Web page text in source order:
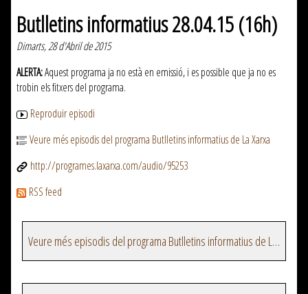
Butlletins informatius 28.04.15 (16h)
Dimarts, 28 d'Abril de 2015
ALERTA:Aquest programa ja no està en emissió, i es possible que ja no es
trobin els fitxers del programa.
Reproduir episodi
Veure més episodis del programa Butlletins informatius de La Xarxa
http://programes.laxarxa.com/audio/95253
RSS feed
Veure més episodis del programa Butlletins informatius de La Xarxa